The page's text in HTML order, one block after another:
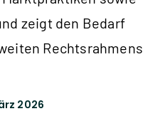
zeigt den Bedarf
Rechtsrahmens
2026